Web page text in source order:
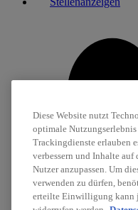
Diese Website nutzt
optimale
Trackingdienste erlauben
verbessern und Inhalte auf
Nutzer anzupassen. Um
verwenden zu dürfen,
erteilte Einwilligung kann